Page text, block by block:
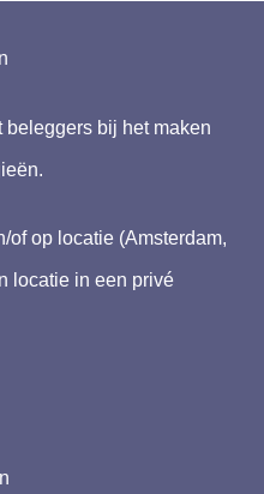
bij het maken
of op locatie (Amsterdam,
locatie in een privé